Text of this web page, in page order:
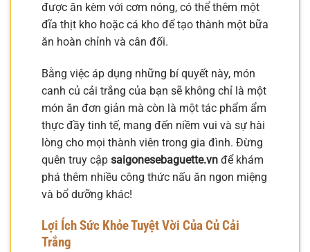
được ăn kèm với cơm nóng, có thể thêm một
đĩa thịt kho hoặc cá kho để tạo thành một bữa
ăn hoàn chỉnh và cân đối.
Bằng việc áp dụng những bí quyết này, món
canh củ cải trắng của bạn sẽ không chỉ là một
món ăn đơn giản mà còn là một tác phẩm ẩm
thực đầy tinh tế, mang đến niềm vui và sự hài
lòng cho mọi thành viên trong gia đình. Đừng
quên truy cập saigonesebaguette.vn để khám
phá thêm nhiều công thức nấu ăn ngon miệng
và bổ dưỡng khác!
Lợi Ích Sức Khỏe Tuyệt Vời Của Củ Cải
Trắng